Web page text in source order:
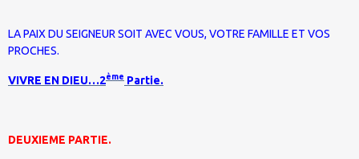
LA PAIX DU SEIGNEUR SOIT AVEC VOUS, VOTRE FAMILLE ET VOS
PROCHES.
VIVRE EN DIEU…2ème Partie.
DEUXIEME PARTIE.